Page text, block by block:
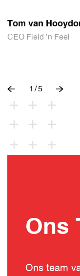
Tom van
CEO Field 'n Feel
1 /5
Ons
Ons team